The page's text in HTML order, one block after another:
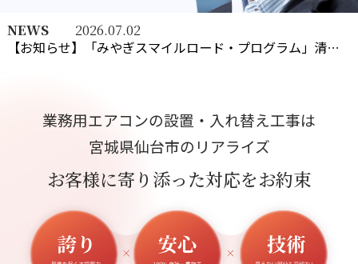
NEWS
2026.07.02
【お知らせ】「みやぎスマイルロード・プログラム」清掃活動を実施しました
業務用エアコンの設置・入れ替え工事は
宮城県仙台市のリアライズ
お客様に寄り添った対応をお約束